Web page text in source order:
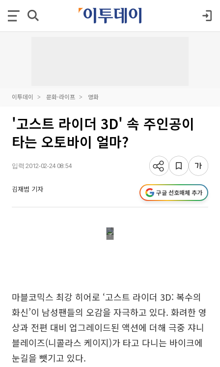
이투데이 문화·라이프 영화
'고스트 라이더 3D' 속 주인공이
타는 오토바이 얼마?
입력 2012-02-24 08:54
김재범 기자 구글 선호매체 추가
마블코믹스 최강 히어로 ‘고스트 라이더 3D: 복수의
화신’이 남성팬들의 오감을 자극하고 있다. 화려한 영
상과 전편 대비 업그레이드된 액션에 더해 극중 쟈니
블레이즈(니콜라스 케이지)가 타고 다니는 바이크에
눈길을 뺏기고 있다.